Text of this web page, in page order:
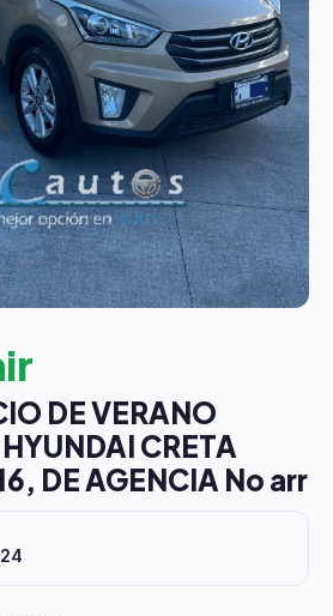
DE VERANO
CRETA
DE AGENCIA No arr